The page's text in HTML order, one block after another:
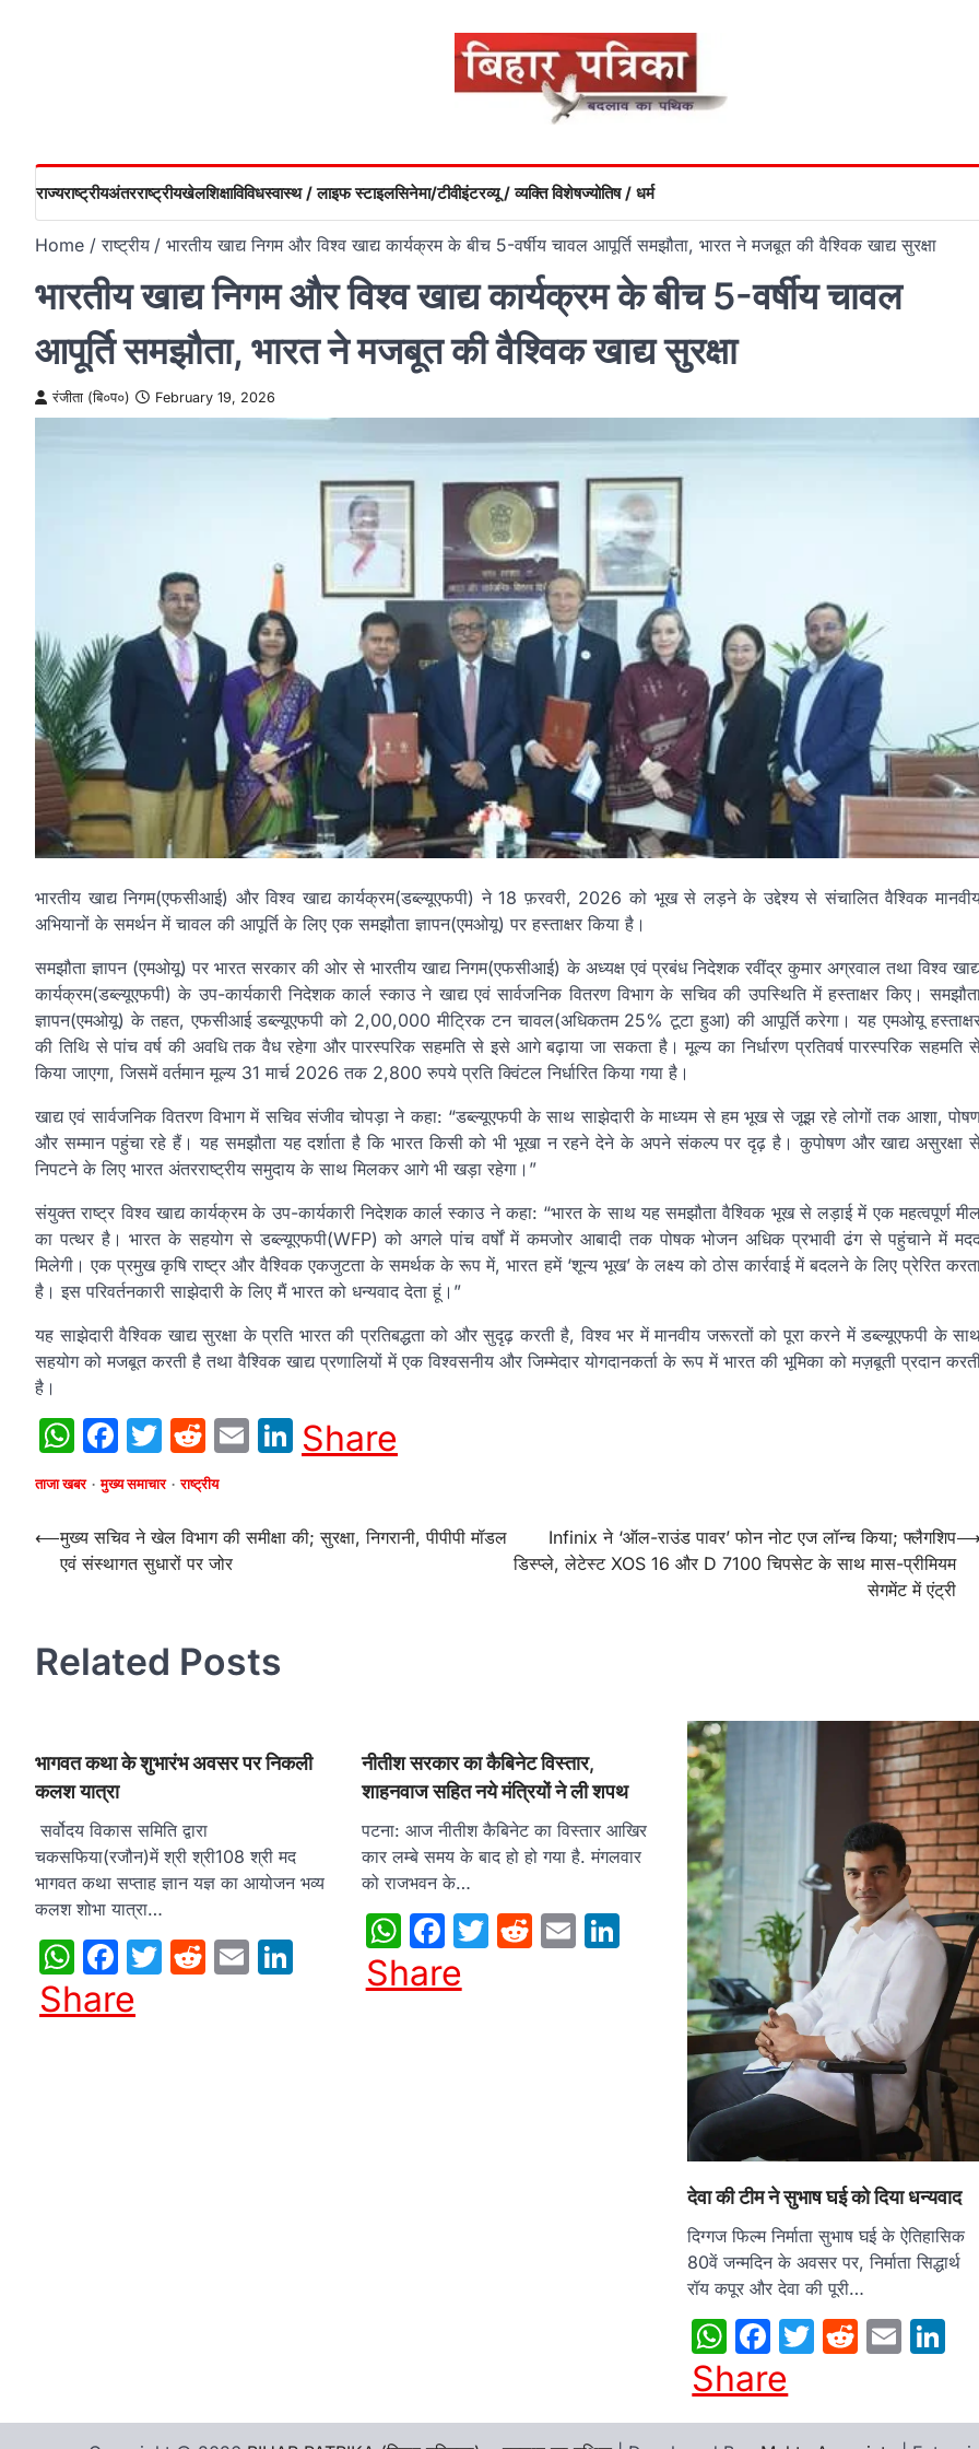
राज्यराष्ट्रीयअंतरराष्ट्रीयखेलशिक्षाविविधस्वास्थ / लाइफ स्टाइलसिनेमा/टीवीइंटरव्यू / व्यक्ति विशेषज्योतिष / धर्म
Home राष्ट्रीय भारतीय खाद्य निगम और विश्व खाद्य कार्यक्रम के बीच 5-वर्षीय चावल आपूर्ति समझौता, भारत ने मजबूत की वैश्विक खाद्य सुरक्षा
भारतीय खाद्य निगम और विश्व खाद्य कार्यक्रम के बीच 5-वर्षीय चावल
आपूर्ति समझौता, भारत ने मजबूत की वैश्विक खाद्य सुरक्षा
रंजीता (बि०प०) February 19, 2026
भारतीय खाद्य निगम(एफसीआई) और विश्व खाद्य कार्यक्रम(डब्ल्यूएफपी) ने 18 फ़रवरी, 2026 को भूख से लड़ने के उद्देश्य से संचालित वैश्विक
अभियानों के समर्थन में चावल की आपूर्ति के लिए एक समझौता ज्ञापन(एमओयू) पर हस्ताक्षर किया है।
समझौता ज्ञापन (एमओयू) पर भारत सरकार की ओर से भारतीय खाद्य निगम(एफसीआई) के अध्यक्ष एवं प्रबंध निदेशक रवींद्र कुमार अग्रवाल तथा विश्व
कार्यक्रम(डब्ल्यूएफपी) के उप-कार्यकारी निदेशक कार्ल स्काउ ने खाद्य एवं सार्वजनिक वितरण विभाग के सचिव की उपस्थिति में हस्ताक्षर किए।
ज्ञापन(एमओयू) के तहत, एफसीआई डब्ल्यूएफपी को 2,00,000 मीट्रिक टन चावल(अधिकतम 25% टूटा हुआ) की आपूर्ति करेगा। यह एमओयू
की तिथि से पांच वर्ष की अवधि तक वैध रहेगा और पारस्परिक सहमति से इसे आगे बढ़ाया जा सकता है। मूल्य का निर्धारण प्रतिवर्ष पारस्परिक सहमति
किया जाएगा, जिसमें वर्तमान मूल्य 31 मार्च 2026 तक 2,800 रुपये प्रति क्विंटल निर्धारित किया गया है।
खाद्य एवं सार्वजनिक वितरण विभाग में सचिव संजीव चोपड़ा ने कहा: “डब्ल्यूएफपी के साथ साझेदारी के माध्यम से हम भूख से जूझ रहे लोगों तक आशा,
और सम्मान पहुंचा रहे हैं। यह समझौता यह दर्शाता है कि भारत किसी को भी भूखा न रहने देने के अपने संकल्प पर दृढ़ है। कुपोषण और खाद्य असुरक्षा
निपटने के लिए भारत अंतरराष्ट्रीय समुदाय के साथ मिलकर आगे भी खड़ा रहेगा।”
संयुक्त राष्ट्र विश्व खाद्य कार्यक्रम के उप-कार्यकारी निदेशक कार्ल स्काउ ने कहा: “भारत के साथ यह समझौता वैश्विक भूख से लड़ाई में एक महत्वपूर्ण
का पत्थर है। भारत के सहयोग से डब्ल्यूएफपी(WFP) को अगले पांच वर्षों में कमजोर आबादी तक पोषक भोजन अधिक प्रभावी ढंग से पहुंचाने में
मिलेगी। एक प्रमुख कृषि राष्ट्र और वैश्विक एकजुटता के समर्थक के रूप में, भारत हमें ‘शून्य भूख’ के लक्ष्य को ठोस कार्रवाई में बदलने के लिए प्रेरित
है। इस परिवर्तनकारी साझेदारी के लिए मैं भारत को धन्यवाद देता हूं।”
यह साझेदारी वैश्विक खाद्य सुरक्षा के प्रति भारत की प्रतिबद्धता को और सुदृढ़ करती है, विश्व भर में मानवीय जरूरतों को पूरा करने में डब्ल्यूएफपी के
सहयोग को मजबूत करती है तथा वैश्विक खाद्य प्रणालियों में एक विश्वसनीय और जिम्मेदार योगदानकर्ता के रूप में भारत की भूमिका को मज़बूती प्रदान
है।
WhatsApp
Facebook
Twitter
Reddit
EmailLinkedIn
Share
ताजा खबर मुख्य समाचार राष्ट्रीय
Post
navigation
⟵मुख्य सचिव ने खेल विभाग की समीक्षा की; सुरक्षा, निगरानी, पीपीपी मॉडल
एवं संस्थागत सुधारों पर जोर
Infinix ने ‘ऑल-राउंड पावर’ फोन नोट एज लॉन्च किया; फ्लैगशिप
डिस्प्ले, लेटेस्ट XOS 16 और D 7100 चिपसेट के साथ मास-प्रीमियम
सेगमेंट में एंट्री
Related Posts
भागवत कथा के शुभारंभ अवसर पर निकली
कलश यात्रा
सर्वोदय विकास समिति द्वारा
चकसफिया(रजौन)में श्री श्री108 श्री मद
भागवत कथा सप्ताह ज्ञान यज्ञ का आयोजन भव्य
कलश शोभा यात्रा…
WhatsApp
Facebook
Twitter
Reddit
EmailLinkedIn
Share
नीतीश सरकार का कैबिनेट विस्तार,
शाहनवाज सहित नये मंत्रियों ने ली शपथ
पटना: आज नीतीश कैबिनेट का विस्तार आखिर
कार लम्बे समय के बाद हो हो गया है. मंगलवार
को राजभवन के…
WhatsApp
Facebook
Twitter
Reddit
EmailLinkedIn
Share
देवा की टीम ने सुभाष घई को दिया धन्यवाद
दिग्गज फिल्म निर्माता सुभाष घई के ऐतिहासिक
80वें जन्मदिन के अवसर पर, निर्माता सिद्धार्थ
रॉय कपूर और देवा की पूरी…
WhatsApp
Facebook
Twitter
Reddit
Share